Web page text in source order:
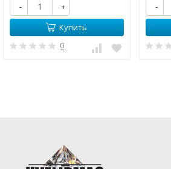
-
+
Купить
0
-